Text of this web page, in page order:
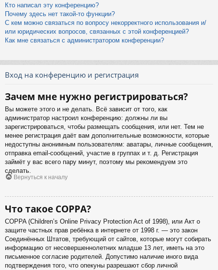
Кто написал эту конференцию?
Почему здесь нет такой-то функции?
С кем можно связаться по вопросу некорректного использования и/
или юридических вопросов, связанных с этой конференцией?
Как мне связаться с администратором конференции?
Вход на конференцию и регистрация
Зачем мне нужно регистрироваться?
Вы можете этого и не делать. Всё зависит от того, как
администратор настроил конференцию: должны ли вы
зарегистрироваться, чтобы размещать сообщения, или нет. Тем не
менее регистрация даёт вам дополнительные возможности, которые
недоступны анонимным пользователям: аватары, личные сообщения,
отправка email-сообщений, участие в группах и т. д. Регистрация
займёт у вас всего пару минут, поэтому мы рекомендуем это
сделать.
Вернуться к началу
Что такое COPPA?
COPPA (Children’s Online Privacy Protection Act of 1998), или Акт о
защите частных прав ребёнка в интернете от 1998 г. — это закон
Соединённых Штатов, требующий от сайтов, которые могут собирать
информацию от несовершеннолетних младше 13 лет, иметь на это
письменное согласие родителей. Допустимо наличие иного вида
подтверждения того, что опекуны разрешают сбор личной